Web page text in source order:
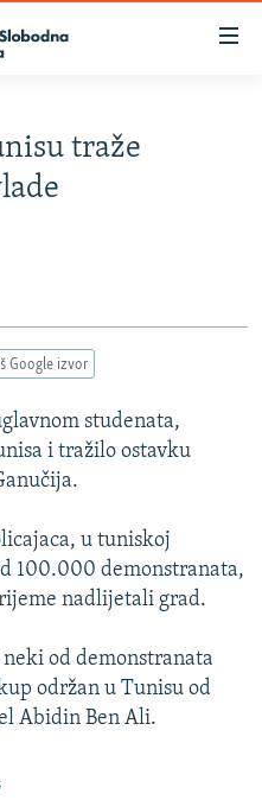
traže
Google izvor
studenata,
i tražilo ostavku
u tuniskoj
100.000 demonstranata,
nadlijetali grad.
od demonstranata
održan u Tunisu od
Abidin Ben Ali.